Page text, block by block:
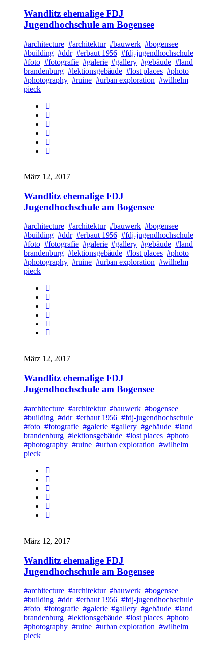
Wandlitz ehemalige FDJ
Jugendhochschule am Bogensee
#architecture #architektur #bauwerk #bogensee
#building #ddr #erbaut 1956 #fdj-jugendhochschule
#foto #fotografie #galerie #gallery #gebäude #land
brandenburg #lektionsgebäude #lost places #photo
#photography #ruine #urban exploration #wilhelm
pieck
März 12, 2017
Wandlitz ehemalige FDJ
Jugendhochschule am Bogensee
#architecture #architektur #bauwerk #bogensee
#building #ddr #erbaut 1956 #fdj-jugendhochschule
#foto #fotografie #galerie #gallery #gebäude #land
brandenburg #lektionsgebäude #lost places #photo
#photography #ruine #urban exploration #wilhelm
pieck
März 12, 2017
Wandlitz ehemalige FDJ
Jugendhochschule am Bogensee
#architecture #architektur #bauwerk #bogensee
#building #ddr #erbaut 1956 #fdj-jugendhochschule
#foto #fotografie #galerie #gallery #gebäude #land
brandenburg #lektionsgebäude #lost places #photo
#photography #ruine #urban exploration #wilhelm
pieck
März 12, 2017
Wandlitz ehemalige FDJ
Jugendhochschule am Bogensee
#architecture #architektur #bauwerk #bogensee
#building #ddr #erbaut 1956 #fdj-jugendhochschule
#foto #fotografie #galerie #gallery #gebäude #land
brandenburg #lektionsgebäude #lost places #photo
#photography #ruine #urban exploration #wilhelm
pieck